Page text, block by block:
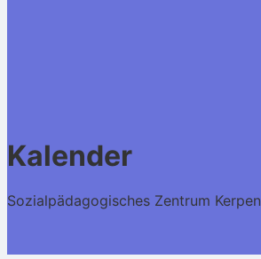
Kalender
Sozialpädagogisches Zentrum Kerpen